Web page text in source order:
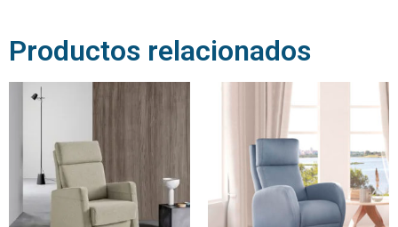
Productos relacionados